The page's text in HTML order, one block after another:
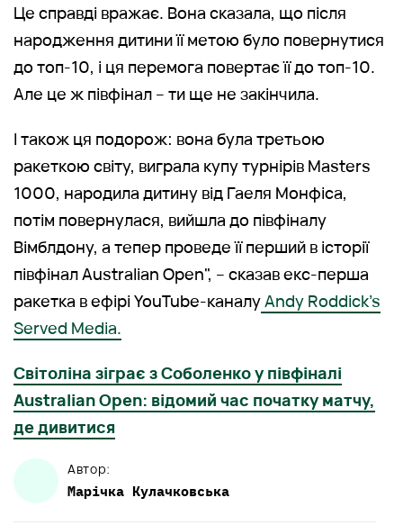
Це справді вражає. Вона сказала, що після
народження дитини її метою було повернутися
до топ-10, і ця перемога повертає її до топ-10.
Але це ж півфінал – ти ще не закінчила.
І також ця подорож: вона була третьою
ракеткою світу, виграла купу турнірів Masters
1000, народила дитину від Гаеля Монфіса,
потім повернулася, вийшла до півфіналу
Вімблдону, а тепер проведе її перший в історії
півфінал Australian Open", – сказав екс-перша
ракетка в ефірі YouTube-каналуAndy Roddick's
Served Media.
Світоліна зіграє з Соболенко у півфіналі
Australian Open: відомий час початку матчу,
де дивитися
Автор:
Марічка Кулачковська